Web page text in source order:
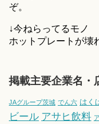
ぞ。
↓今ねらってるモノ
ホットプレートが壊
掲載主要企業名・
JAグループ茨城 でん六 はく
ビール アサヒ飲料